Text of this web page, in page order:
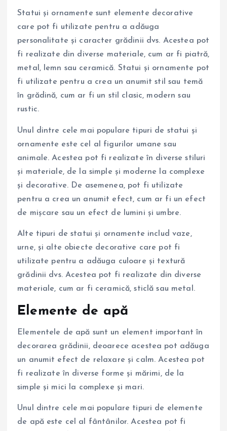
Statui și ornamente sunt elemente decorative
care pot fi utilizate pentru a adăuga
personalitate și caracter grădinii dvs. Acestea pot
fi realizate din diverse materiale, cum ar fi piatră,
metal, lemn sau ceramică. Statui și ornamente pot
fi utilizate pentru a crea un anumit stil sau temă
în grădină, cum ar fi un stil clasic, modern sau
rustic.
Unul dintre cele mai populare tipuri de statui și
ornamente este cel al figurilor umane sau
animale. Acestea pot fi realizate în diverse stiluri
și materiale, de la simple și moderne la complexe
și decorative. De asemenea, pot fi utilizate
pentru a crea un anumit efect, cum ar fi un efect
de mișcare sau un efect de lumini și umbre.
Alte tipuri de statui și ornamente includ vaze,
urne, și alte obiecte decorative care pot fi
utilizate pentru a adăuga culoare și textură
grădinii dvs. Acestea pot fi realizate din diverse
materiale, cum ar fi ceramică, sticlă sau metal.
Elemente de apă
Elementele de apă sunt un element important în
decorarea grădinii, deoarece acestea pot adăuga
un anumit efect de relaxare și calm. Acestea pot
fi realizate în diverse forme și mărimi, de la
simple și mici la complexe și mari.
Unul dintre cele mai populare tipuri de elemente
de apă este cel al fântânilor. Acestea pot fi